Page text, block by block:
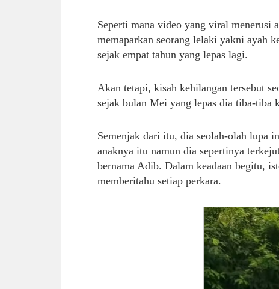
Seperti mana video yang viral
memaparkan seorang lelaki yakni ayah
sejak empat tahun yang lepas lagi.
Akan tetapi, kisah kehilangan tersebut
sejak bulan Mei yang lepas dia tiba-tiba
Semenjak dari itu, dia seolah-olah lupa
anaknya itu namun dia sepertinya
bernama Adib. Dalam keadaan begitu,
memberitahu setiap perkara.